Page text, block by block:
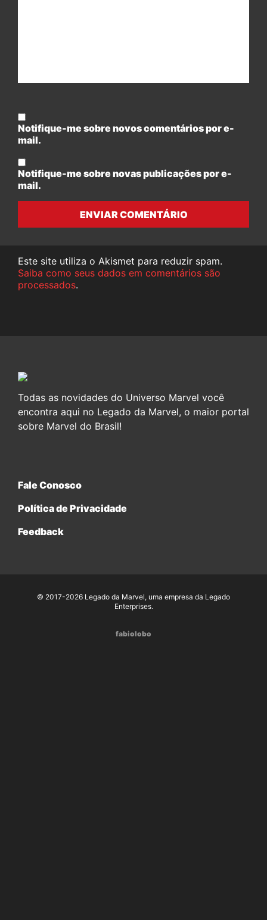
Notifique-me sobre novos comentários por e-
mail.
Notifique-me sobre novas publicações por e-
mail.
ENVIAR COMENTÁRIO
Este site utiliza o Akismet para reduzir spam.
Saiba como seus dados em comentários são
processados.
Todas as novidades do Universo Marvel você
encontra aqui no Legado da Marvel, o maior portal
sobre Marvel do Brasil!
Fale Conosco
Política de Privacidade
Feedback
© 2017-2026 Legado da Marvel, uma empresa da Legado
Enterprises.
fabiolobo